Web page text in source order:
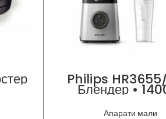
Philips
Блендер •
Апарати мали